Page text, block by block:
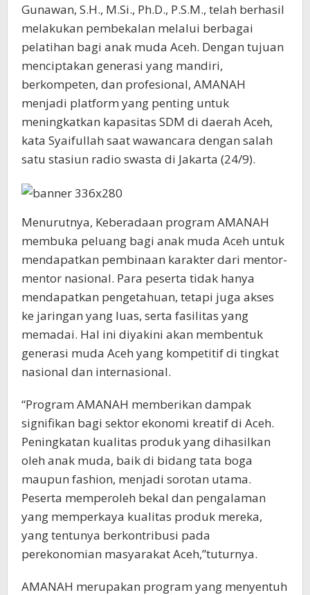
Gunawan, S.H., M.Si., Ph.D., P.S.M., telah berhasil
melakukan pembekalan melalui berbagai
pelatihan bagi anak muda Aceh. Dengan tujuan
menciptakan generasi yang mandiri,
berkompeten, dan profesional, AMANAH
menjadi platform yang penting untuk
meningkatkan kapasitas SDM di daerah Aceh,
kata Syaifullah saat wawancara dengan salah
satu stasiun radio swasta di Jakarta (24/9).
Menurutnya, Keberadaan program AMANAH
membuka peluang bagi anak muda Aceh untuk
mendapatkan pembinaan karakter dari mentor-
mentor nasional. Para peserta tidak hanya
mendapatkan pengetahuan, tetapi juga akses
ke jaringan yang luas, serta fasilitas yang
memadai. Hal ini diyakini akan membentuk
generasi muda Aceh yang kompetitif di tingkat
nasional dan internasional.
“Program AMANAH memberikan dampak
signifikan bagi sektor ekonomi kreatif di Aceh.
Peningkatan kualitas produk yang dihasilkan
oleh anak muda, baik di bidang tata boga
maupun fashion, menjadi sorotan utama.
Peserta memperoleh bekal dan pengalaman
yang memperkaya kualitas produk mereka,
yang tentunya berkontribusi pada
perekonomian masyarakat Aceh,”tuturnya.
AMANAH merupakan program yang menyentuh